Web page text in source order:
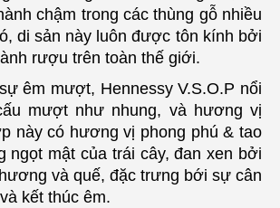
chậm trong các thùng gỗ nhiều
di sản này luôn được tôn kính bởi
rượu trên toàn thế giới.
êm mượt, Hennessy V.S.O.P nổi
mượt như nhung, và hương vị
này có hương vị phong phú & tao
ngọt mật của trái cây, đan xen bởi
và quế, đặc trưng bới sự cân
kết thúc êm.